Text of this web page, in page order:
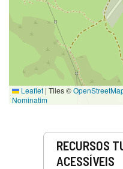
Leaflet | Tiles ©
Nominatim
RECURSOS
ACESSÍVEIS